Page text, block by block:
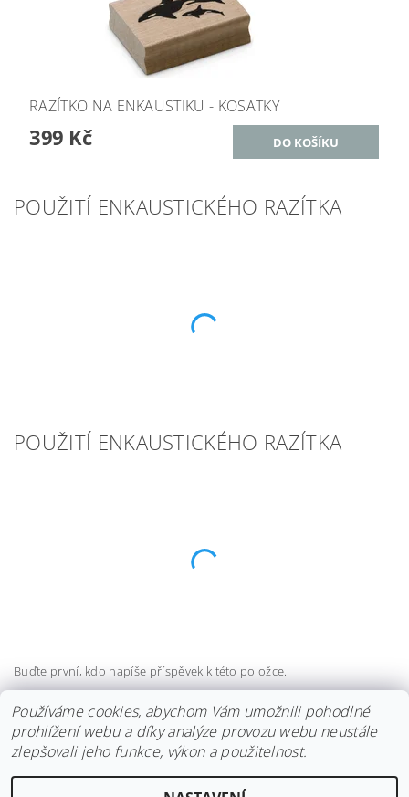
RAZÍTKO NA ENKAUSTIKU - KOSATKY
399 Kč
POUŽITÍ ENKAUSTICKÉHO RAZÍTKA
POUŽITÍ ENKAUSTICKÉHO RAZÍTKA
Buďte první, kdo napíše příspěvek k této položce.
Přidat komentář
Používáme cookies, abychom Vám umožnili pohodlné
prohlížení webu a díky analýze provozu webu neustále
zlepšovali jeho funkce, výkon a použitelnost.